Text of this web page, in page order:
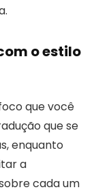
o estilo
que você
que se
enquanto
a
cada um